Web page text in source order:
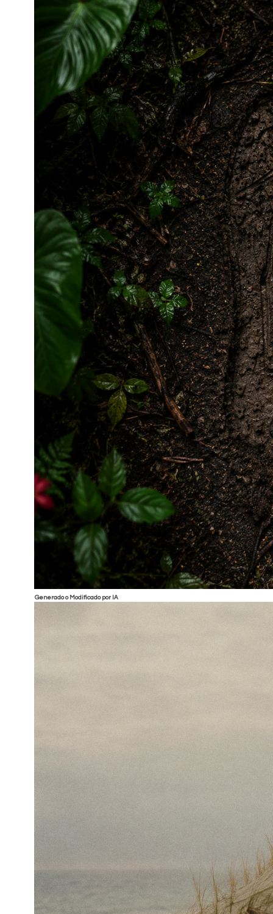
Generado o Modificado por IA